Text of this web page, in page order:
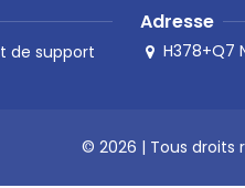
de support
Adresse
H378+Q7
© 2026 | Tous droits